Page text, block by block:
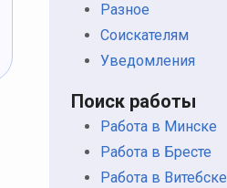
Разное
Соискателям
Уведомления
Поиск работы
Работа в Минске
Работа в Бресте
Работа в Витебске